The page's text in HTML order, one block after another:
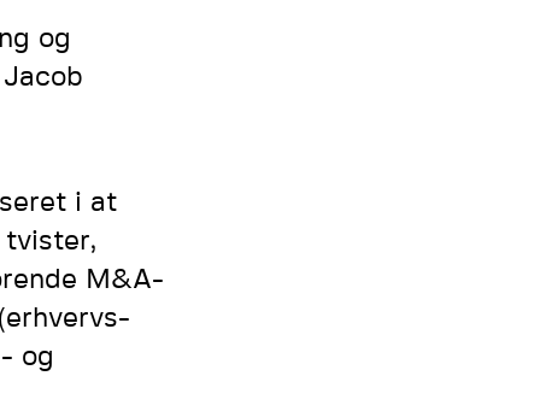
og
i at
tvister,
M&A-
og